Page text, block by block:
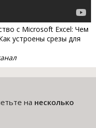
с Microsoft Excel: Чем
устроены срезы для
на несколько